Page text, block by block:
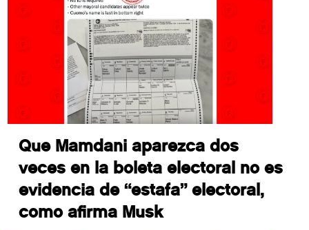
Que Mamdani aparezca dos
veces en la boleta electoral no es
evidencia de “estafa” electoral,
como afirma Musk